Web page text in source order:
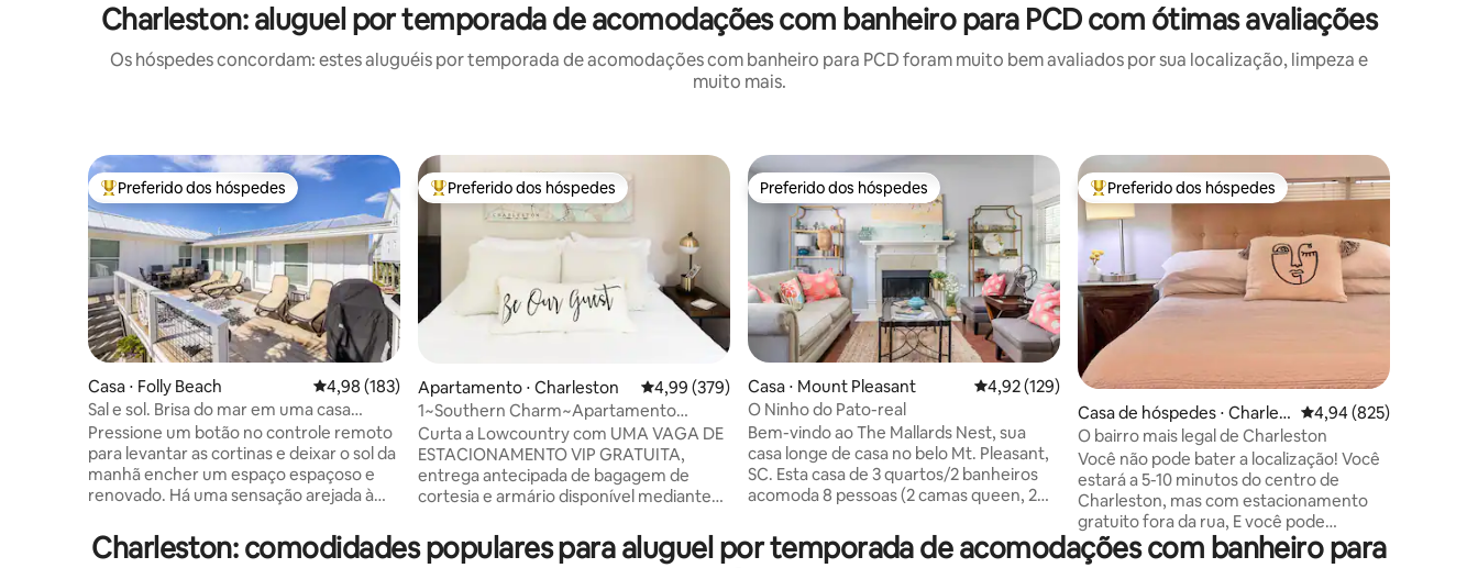
Charleston: aluguel por temporada de acomodações com banheiro para PCD com ótimas avaliações
Os hóspedes concordam: estes aluguéis por temporada de acomodações com banheiro para PCD foram muito bem avaliados por sua localização, limpeza e
muito mais.
Entre os melhores preferidos dos hóspedes
Preferido dos hóspedes
Casa ⋅ Folly Beach 4,98 de uma avaliação média de 5, 183 avaliações
4,98 (183)
Sal e sol. Brisa do mar em uma casa
chique.
Pressione um botão no controle remoto
para levantar as cortinas e deixar o sol da
manhã encher um espaço espaçoso e
renovado. Há uma sensação arejada à
grandes janelas, decoração branca e
detalhes em azul. Uma doca privada em
Entre os melhores preferidos dos hóspedes
Preferido dos hóspedes
Apartamento ⋅ Charleston 4,99 de uma avaliação média de 5, 379 avaliações
4,99 (379)
1~Southern Charm~Apartamento
privativo~6,4 km do centro da cidade
Curta a Lowcountry com UMA VAGA DE
ESTACIONAMENTO VIP GRATUITA,
entrega antecipada de bagagem de
cortesia e armário disponível mediante
centro da cidade em apenas 6 km de
distância. Ele está localizado em uma
Preferido dos hóspedes
Preferido dos hóspedes
Casa ⋅ Mount Pleasant 4,92 de uma avaliação média de 5, 129 avaliações
4,92 (129)
O Ninho do Pato-real
Bem-vindo ao The Mallards Nest, sua
casa longe de casa no belo Mt. Pleasant,
SC. Esta casa de 3 quartos/2 banheiros
acomoda 8 pessoas (2 camas queen, 2
Há também um berço portátil,
Pack'n'Play e uma cadeira alta.
Entre os melhores preferidos dos hóspedes
Preferido dos hóspedes
Casa de hóspedes ⋅ Charles
ton
4,94 de uma avaliação
4,94 (825)
O bairro mais legal de Charleston
Você não pode bater a localização! Você
estará a 5-10 minutos do centro de
Charleston, mas com estacionamento
gratuito fora da rua, E você pode
caminhar até dezenas de bares,
restaurantes, cafés, etc. Avondale é
Charleston: comodidades populares para aluguel por temporada de acomodações com banheiro para